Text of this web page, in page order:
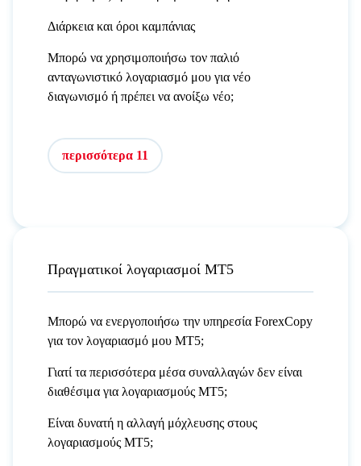
Διάρκεια και όροι καμπάνιας
Μπορώ να χρησιμοποιήσω τον παλιό
ανταγωνιστικό λογαριασμό μου για νέο
διαγωνισμό ή πρέπει να ανοίξω νέο;
περισσότερα 11
Πραγματικοί λογαριασμοί MT5
Μπορώ να ενεργοποιήσω την υπηρεσία ForexCopy
για τον λογαριασμό μου MT5;
Γιατί τα περισσότερα μέσα συναλλαγών δεν είναι
διαθέσιμα για λογαριασμούς MT5;
Είναι δυνατή η αλλαγή μόχλευσης στους
λογαριασμούς MT5;